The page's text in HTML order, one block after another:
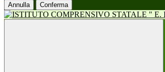
Annulla Conferma